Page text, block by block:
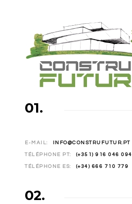
01.
E-MAIL: INFO@CONSTRUFUTUR.PT
TÉLÉPHONE PT: (+351) 916 046 094
TÉLÉPHONE ES: (+34) 666 710 779
02.